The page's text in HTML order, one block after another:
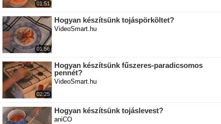
01:51
01:56
Hogyan készítsünk tojáspörköltet?
VideoSmart.hu
02:25
Hogyan készítsünk fűszeres-paradicsomos
pennét?
VideoSmart.hu
Hogyan készítsünk tojáslevest?
aniCO